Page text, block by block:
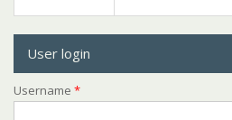
User login
Username *